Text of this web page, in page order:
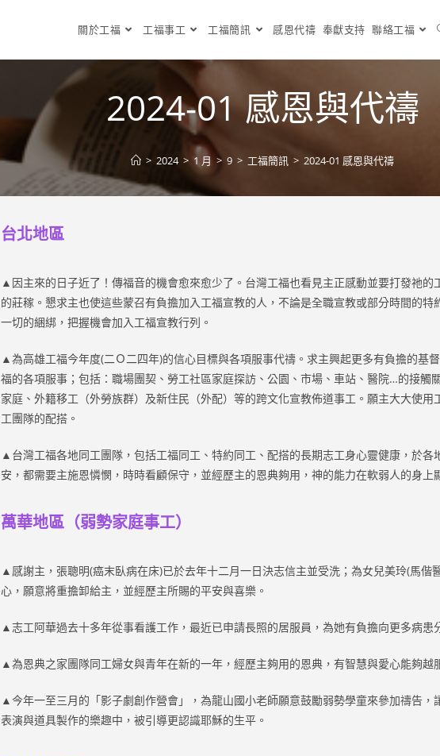
關於工福 工福事工 工福簡訊 感恩代禱 奉獻支持 聯絡工福
2024-01 感恩與代禱
> 2024 > 1 月 > 9 > 工福簡訊 > 2024-01 感恩與代禱
台北地區
▲因主來的日子近了！傳福音的機會愈來愈少了。台灣工福也看見主正感動並要打發祂的
的莊稼。懇求主也使這些蒙召有負擔加入工福宣教的人，不論是全職宣教或部分時間的特
一切的綑綁，把握機會加入工福宣教行列。
▲為高雄工福今年度(二Ｏ二四年)的信心目標與各項服事代禱。求主興起更多有負擔的基
福的各項服事；包括：職場團契、勞工社區家庭探訪、公園、市場、車站、醫院…的接觸
家庭、外籍移工（外勞族群）及新住民（外配）等的跨文化宣教佈道事工。願主大大使用
工團隊的配搭。
▲台灣工福各地同工團隊，包括工福同工、特約同工、配搭的長期志工身心靈健康，於各
安，都需要主施恩憐憫，時時看顧保守，並經歷主的恩典夠用，神的能力在軟弱人的身上
萬華地區（弱勢家庭事工）
▲感謝主，張聰明(癌末臥病在床)已於去年十二月一日決志信主並受洗；為女兒美玲(馬偕
心，願意將重擔卸給主，並經歷主所賜的平安與喜樂。
▲志工阿華過去十多年從事看護工作，最近已申請長照的居服員，為她有負擔向更多病患
▲為恩典之家團隊同工婦女與青年在新的一年，經歷主夠用的恩典，有智慧與愛心能夠越
▲今年一至三月的「影子劇創作營會」，為龍山國小老師願意鼓勵弱勢學童來參加禱告，
表演與道具製作的樂趣中，被引導更認識耶穌的生平。